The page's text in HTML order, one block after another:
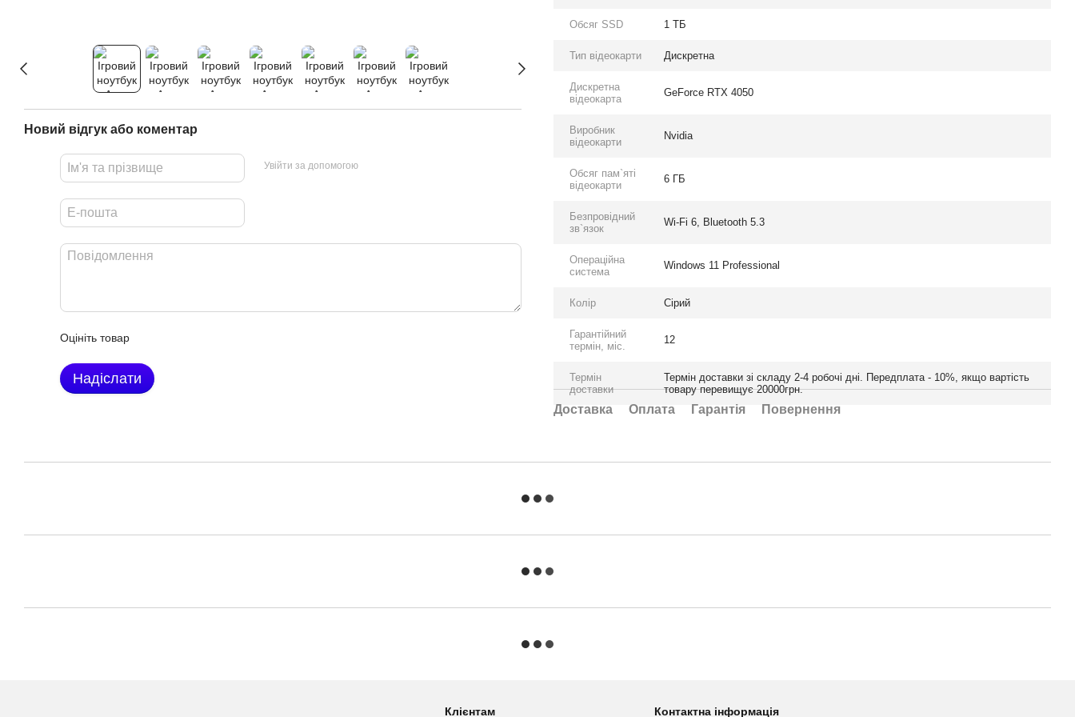
Новий відгук або коментар
Увійти за допомогою
Оцініть товар
Надіслати
Обсяг SSD 1 ТБ
Тип відеокарти Дискретна
Дискретна
відеокарта
GeForce RTX 4050
Виробник
відеокарти
Nvidia
Обсяг пам`яті
відеокарти
6 ГБ
Безпровідний
зв`язок
Wi-Fi 6, Bluetooth 5.3
Операційна
система
Windows 11 Professional
Колір Сірий
Гарантійний
термін, міс.
12
Термін
доставки
Термін доставки зі складу 2-4 робочі дні. Передплата - 10%, якщо вартість
товару перевищує 20000грн.
Доставка Оплата Гарантія Повернення
Клієнтам Контактна інформація